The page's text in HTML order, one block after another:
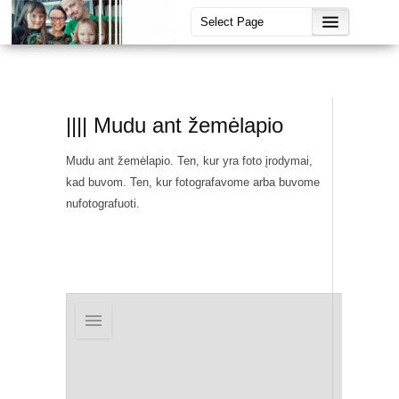
|||| Mudu ant žemėlapio
Mudu ant žemėlapio. Ten, kur yra foto įrodymai,
kad buvom. Ten, kur fotografavome arba buvome
nufotografuoti.